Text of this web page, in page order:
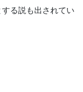
る説も出されてい